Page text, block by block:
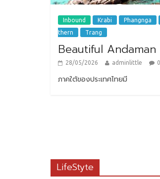
Inbound Krabi Phangnga
thern
Trang
Beautiful Andaman
28/05/2026 adminlittle 0
ภาคใต้ของประเทศไทยมี
LifeStyte